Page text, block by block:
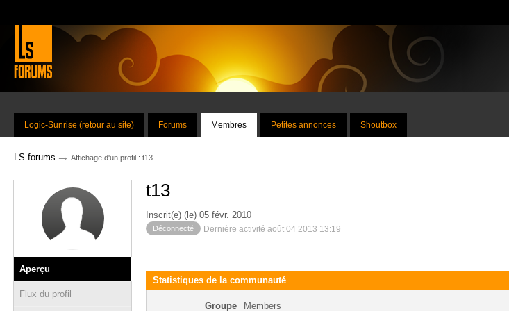
Logic-Sunrise (retour au site) Forums Membres Petites annonces Shoutbox
LS forums → Affichage d'un profil : t13
Aperçu
Flux du profil
t13
Inscrit(e) (le) 05 févr. 2010
Déconnecté Dernière activité août 04 2013 13:19
Statistiques de la communauté
Groupe Members